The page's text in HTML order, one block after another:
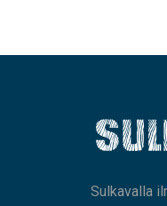
Sulkavalla